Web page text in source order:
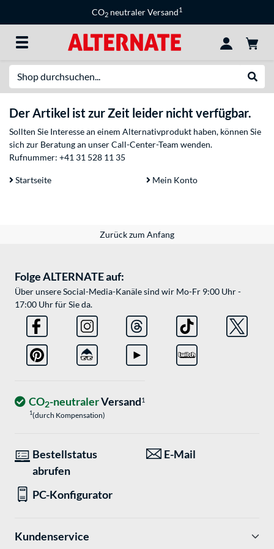
CO2 neutraler Versand1
Der Artikel ist zur Zeit leider nicht verfügbar.
Sollten Sie Interesse an einem Alternativprodukt haben, können Sie
sich zur Beratung an unser Call-Center-Team wenden.
Rufnummer: +41 31 528 11 35
Startseite Mein Konto
Zurück zum Anfang
Folge ALTERNATE auf:
Über unsere Social-Media-Kanäle sind wir Mo-Fr 9:00 Uhr -
17:00 Uhr für Sie da.
CO2-neutralerVersand1
1(durch Kompensation)
Bestellstatus
abrufen
E-Mail
PC-Konfigurator
Kundenservice